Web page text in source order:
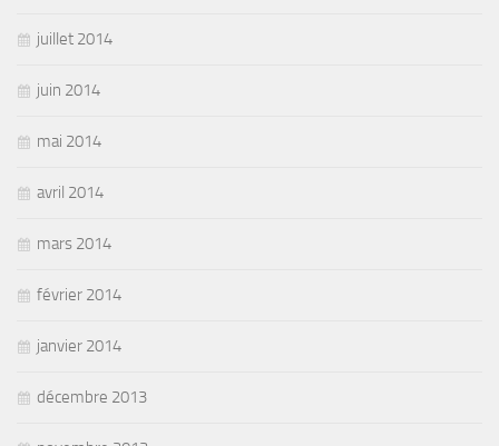
juillet 2014
juin 2014
mai 2014
avril 2014
mars 2014
février 2014
janvier 2014
décembre 2013